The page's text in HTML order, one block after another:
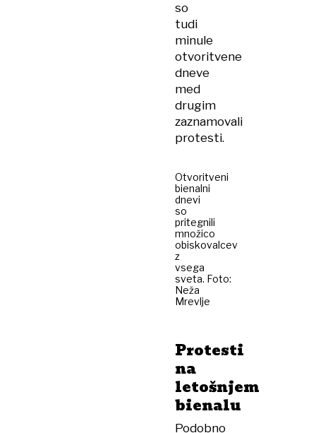
so
tudi
minule
otvoritvene
dneve
med
drugim
zaznamovali
protesti.
Otvoritveni
bienalni
dnevi
so
pritegnili
množico
obiskovalcev
z
vsega
sveta. Foto:
Neža
Mrevlje
Protesti
na
letošnjem
bienalu
Podobno